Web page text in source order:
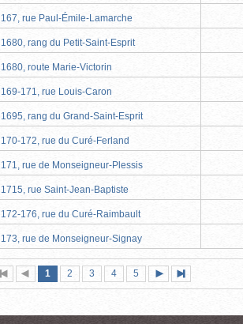
167, rue Paul-Émile-Lamarche
1680, rang du Petit-Saint-Esprit
1680, route Marie-Victorin
169-171, rue Louis-Caron
1695, rang du Grand-Saint-Esprit
170-172, rue du Curé-Ferland
171, rue de Monseigneur-Plessis
1715, rue Saint-Jean-Baptiste
172-176, rue du Curé-Raimbault
173, rue de Monseigneur-Signay
Première
page
Page
précédente
Page
1 (page
actuelle)
Page
2 Page
3 Page
4 Page
5
suivante
page